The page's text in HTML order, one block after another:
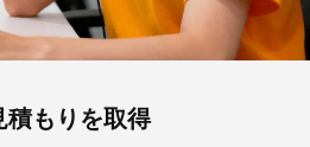
積もりを取得